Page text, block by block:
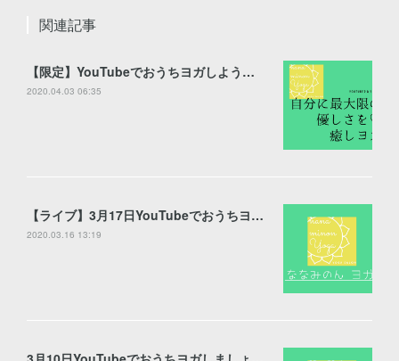
関連記事
【限定】YouTubeでおうちヨガしよう【公開】
2020.04.03 06:35
【ライブ】3月17日YouTubeでおうちヨガしましょう♪【配信】
2020.03.16 13:19